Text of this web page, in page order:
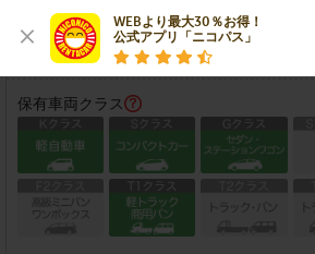
WEBより最大30％お得！
公式アプリ「ニコパス」
この店舗で予約する
保有車両クラス